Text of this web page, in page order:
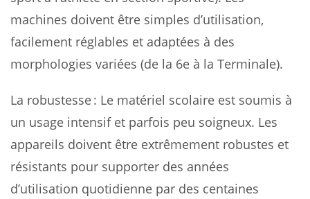
machines doivent être simples d’utilisation,
facilement réglables et adaptées à des
morphologies variées (de la 6e à la Terminale).
La robustesse : Le matériel scolaire est soumis à
un usage intensif et parfois peu soigneux. Les
appareils doivent être extrêmement robustes et
résistants pour supporter des années
d’utilisation quotidienne par des centaines